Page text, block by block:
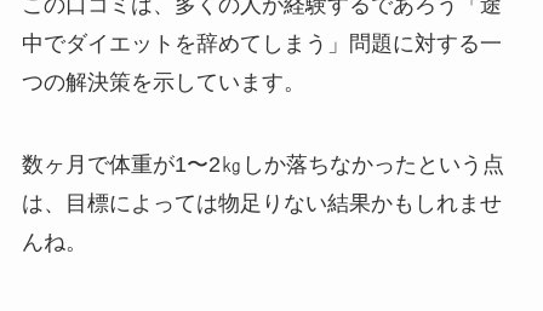
この口コミは、多くの人が経験するであろう「途
中でダイエットを辞めてしまう」問題に対する一
つの解決策を示しています。
数ヶ月で体重が1〜2㎏しか落ちなかったという点
は、目標によっては物足りない結果かもしれませ
んね。